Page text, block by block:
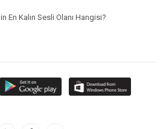
En Kalın Sesli Olanı Hangisi?